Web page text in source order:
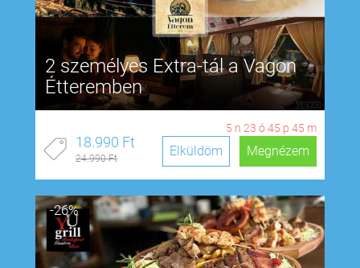
2 személyes Extra-tál a Vagon
Étteremben
5 n 23 ó45 p 44 m
18.990 Ft
24.990 Ft Megnézem
Elküldöm
-26%